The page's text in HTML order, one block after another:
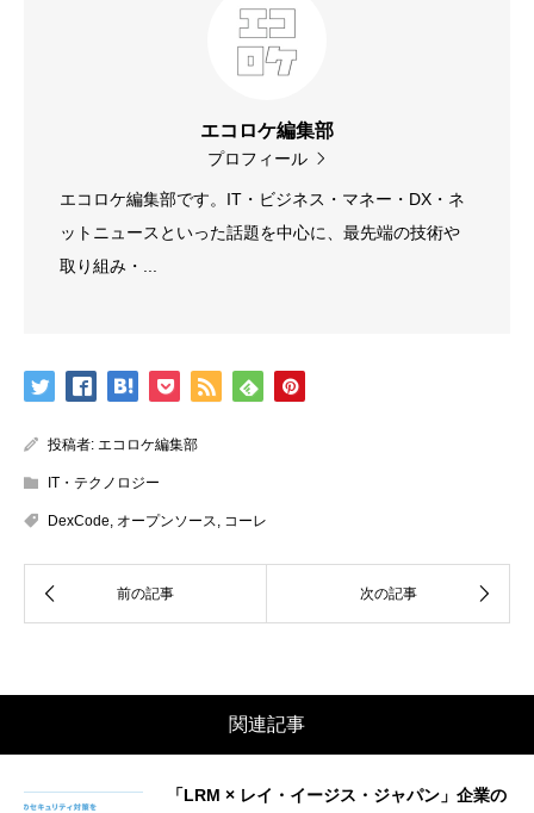
エコロケ編集部
プロフィール
エコロケ編集部です。IT・ビジネス・マネー・DX・ネ
ットニュースといった話題を中心に、最先端の技術や
取り組み・...
投稿者: エコロケ編集部
IT・テクノロジー
DexCode, オープンソース, コーレ
関連記事
「LRM × レイ・イージス・ジャパン」企業の